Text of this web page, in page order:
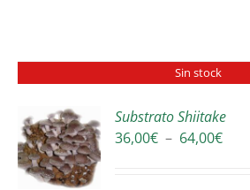
Sin stock
Substrato Shiitake
36,00€ – 64,00€Plage